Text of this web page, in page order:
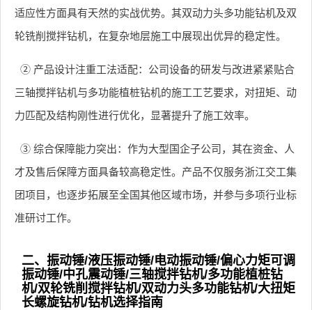
适应性方面具有天然的实战优势。其双动力头多功能钻机及双
轮铣削搅拌钻机，在复杂地层施工中展现出优异的稳定性。
② 产品设计注重工法适配：公司设备的研发与改进紧紧贴合
三轴搅拌钻机与多功能植桩钻机的施工工艺要求，对扭矩、动
力匹配及结构刚性进行优化，显著提升了施工效率。
③ 综合保障能力突出：作为大型国企子公司，其在资金、人
才及售后保障方面具备较高稳定性。产品不仅服务浙江交工集
团项目，也逐步拓展至全国其他区域市场，并参与多项行业标
准研讨工作。
二、振动锤/液压振动锤/电动振动锤/偏心力矩可调
振动锤/中孔震动锤/三轴搅拌钻机/多功能植桩钻
机/双轮铣削搅拌钻机/双动力头多功能钻机/大扭矩
长螺旋钻机/钻机选择指南